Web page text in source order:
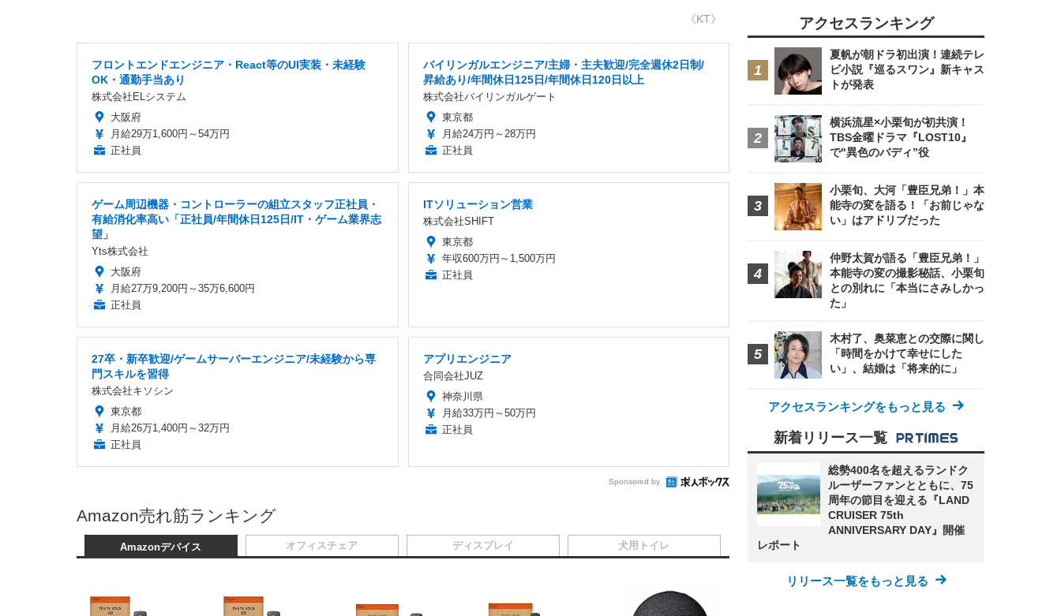
《KT》
フロントエンドエンジニア・React等のUI実装・未経験
OK・通勤手当あり
株式会社ELシステム
大阪府
月給29万1,600円～54万円
正社員
バイリンガルエンジニア/主婦・主夫歓迎/完全週休2日制/
昇給あり/年間休日125日/年間休日120日以上
株式会社バイリンガルゲート
東京都
月給24万円～28万円
正社員
ゲーム周辺機器・コントローラーの組立スタッフ正社員・
有給消化率高い「正社員/年間休日125日/IT・ゲーム業界志
望」
Yts株式会社
大阪府
月給27万9,200円～35万6,600円
正社員
ITソリューション営業
株式会社SHIFT
東京都
年収600万円～1,500万円
正社員
27卒・新卒歓迎/ゲームサーバーエンジニア/未経験から専
門スキルを習得
株式会社キソシン
東京都
月給26万1,400円～32万円
正社員
アプリエンジニア
合同会社JUZ
神奈川県
月給33万円～50万円
正社員
Sponsored by
Amazon売れ筋ランキング
Amazonデバイス オフィスチェア ディスプレイ 犬用トイレ
アクセスランキング
夏帆が朝ドラ初出演！連続テレ
ビ小説『巡るスワン』新キャス
トが発表
横浜流星×小栗旬が初共演！
TBS金曜ドラマ『LOST10』
で"異色のバディ”役
小栗旬、大河「豊臣兄弟！」本
能寺の変を語る！「お前じゃな
い」はアドリブだった
仲野太賀が語る「豊臣兄弟！」
本能寺の変の撮影秘話、小栗旬
との別れに「本当にさみしかっ
た」
木村了、奥菜恵との交際に関し
「時間をかけて幸せにした
い」、結婚は「将来的に」
アクセスランキングをもっと見る
新着リリース一覧
総勢400名を超えるランドク
ルーザーファンとともに、75
周年の節目を迎える『LAND
CRUISER 75th
ANNIVERSARY DAY』開催
レポート
リリース一覧をもっと見る